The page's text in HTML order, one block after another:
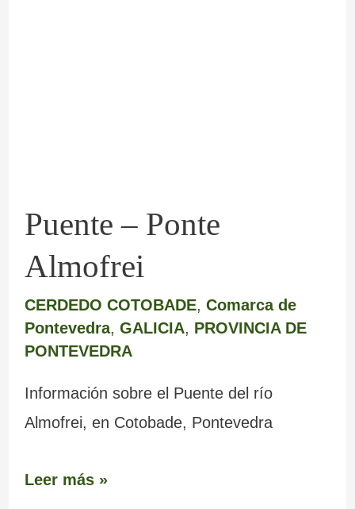
Puente – Ponte
Almofrei
CERDEDO COTOBADE, Comarca de
Pontevedra, GALICIA, PROVINCIA DE
PONTEVEDRA
Información sobre el Puente del río
Almofrei, en Cotobade, Pontevedra
Leer más »